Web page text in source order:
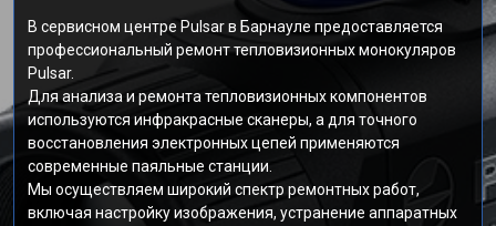
В сервисном центре Pulsar в Барнауле предоставляется
профессиональный ремонт тепловизионных монокуляров
Pulsar.
Для анализа и ремонта тепловизионных компонентов
используются инфракрасные сканеры, а для точного
восстановления электронных цепей применяются
современные паяльные станции.
Мы осуществляем широкий спектр ремонтных работ,
включая настройку изображения, устранение аппаратных